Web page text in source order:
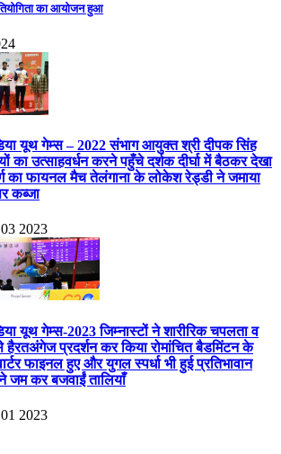
का आयोजन हुआ
यूथ गेम्स – 2022 संभाग आयुक्त श्री दीपक सिंह
का उत्साहवर्धन करने पहुँचे दर्शक दीर्घा में बैठकर देखा
का फायनल मैच तेलंगाना के लोकेश रेड्डी ने जमाया
कब्जा
2023
यूथ गेम्स-2023 जिम्नास्टों ने शारीरिक चपलता व
प्रदर्शन कर किया रोमांचित बैडमिंटन के
फाइनल हुए और युगल स्पर्धा भी हुई प्रतिभावान
जम कर बजवाईं तालियाँ
2023